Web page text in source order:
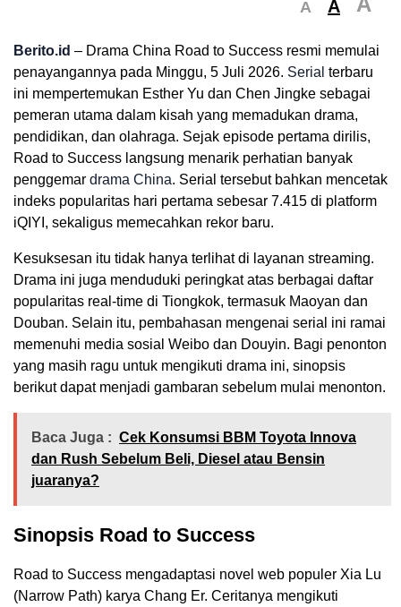
A A
Berito.id – Drama China Road to Success resmi memulai
penayangannya pada Minggu, 5 Juli 2026. Serial terbaru
ini mempertemukan Esther Yu dan Chen Jingke sebagai
pemeran utama dalam kisah yang memadukan drama,
pendidikan, dan olahraga. Sejak episode pertama dirilis,
Road to Success langsung menarik perhatian banyak
penggemar drama China. Serial tersebut bahkan mencetak
indeks popularitas hari pertama sebesar 7.415 di platform
iQIYI, sekaligus memecahkan rekor baru.
Kesuksesan itu tidak hanya terlihat di layanan streaming.
Drama ini juga menduduki peringkat atas berbagai daftar
popularitas real-time di Tiongkok, termasuk Maoyan dan
Douban. Selain itu, pembahasan mengenai serial ini ramai
memenuhi media sosial Weibo dan Douyin. Bagi penonton
yang masih ragu untuk mengikuti drama ini, sinopsis
berikut dapat menjadi gambaran sebelum mulai menonton.
Baca Juga : Cek Konsumsi BBM Toyota Innova
dan Rush Sebelum Beli, Diesel atau Bensin
juaranya?
Sinopsis Road to Success
Road to Success mengadaptasi novel web populer Xia Lu
(Narrow Path) karya Chang Er. Ceritanya mengikuti